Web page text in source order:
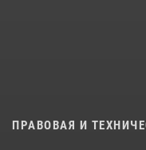
ПРАВОВАЯ И